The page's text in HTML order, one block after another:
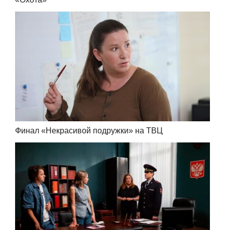
Финал «Некрасивой подружки» на ТВЦ